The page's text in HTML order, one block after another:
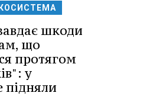
шкоди
що
протягом
у
підняли